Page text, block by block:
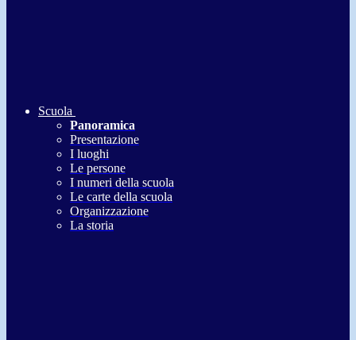
Scuola
Panoramica
Presentazione
I luoghi
Le persone
I numeri della scuola
Le carte della scuola
Organizzazione
La storia